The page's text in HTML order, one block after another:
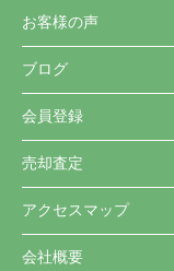
お客様の声
ブログ
会員登録
売却査定
アクセスマップ
会社概要